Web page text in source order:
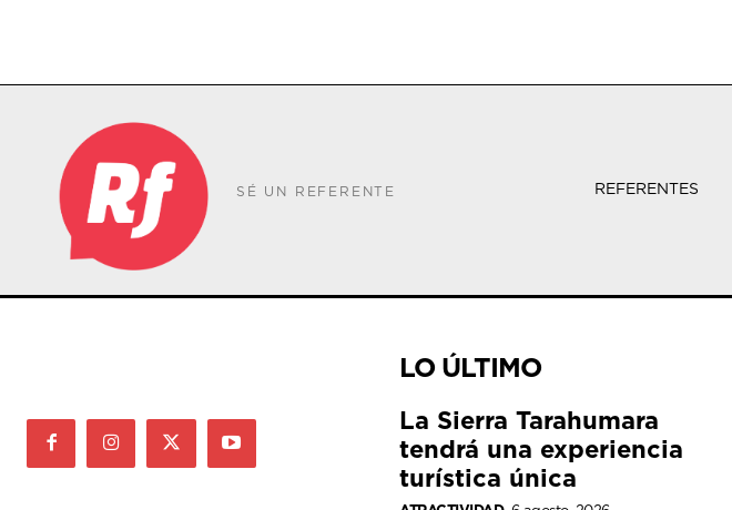
SÉ UN REFERENTE REFERENTES
LO ÚLTIMO
La Sierra Tarahumara
tendrá una experiencia
turística única